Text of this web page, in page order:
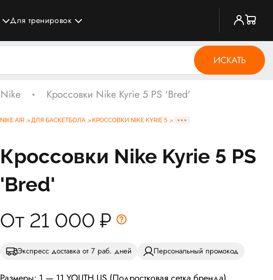
Для тренировок
ИСКАТЬ
Nike Кроссовки Nike Kyrie 5 PS 'Bred'
NIKE AIR ДЛЯ БАСКЕТБОЛА КРОССОВКИ NIKE KYRIE 5
Кроссовки Nike Kyrie 5 PS
'Bred'
От 21 000 ₽
Экспресс доставка от 7 раб. дней Персональный промокод